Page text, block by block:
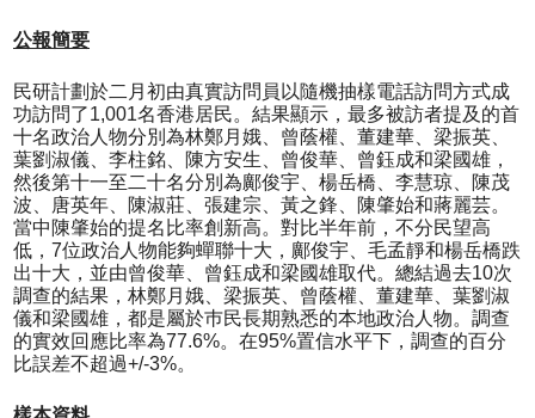
公報簡要
民研計劃於二月初由真實訪問員以隨機抽樣電話訪問方式成
功訪問了1,001名香港居民。結果顯示，最多被訪者提及的首
十名政治人物分別為林鄭月娥、曾蔭權、董建華、梁振英、
葉劉淑儀、李柱銘、陳方安生、曾俊華、曾鈺成和梁國雄，
然後第十一至二十名分別為鄺俊宇、楊岳橋、李慧琼、陳茂
波、唐英年、陳淑莊、張建宗、黃之鋒、陳肇始和蔣麗芸。
當中陳肇始的提名比率創新高。對比半年前，不分民望高
低，7位政治人物能夠蟬聯十大，鄺俊宇、毛孟靜和楊岳橋跌
出十大，並由曾俊華、曾鈺成和梁國雄取代。總結過去10次
調查的結果，林鄭月娥、梁振英、曾蔭權、董建華、葉劉淑
儀和梁國雄，都是屬於巿民長期熟悉的本地政治人物。調查
的實效回應比率為77.6%。在95%置信水平下，調查的百分
比誤差不超過+/-3%。